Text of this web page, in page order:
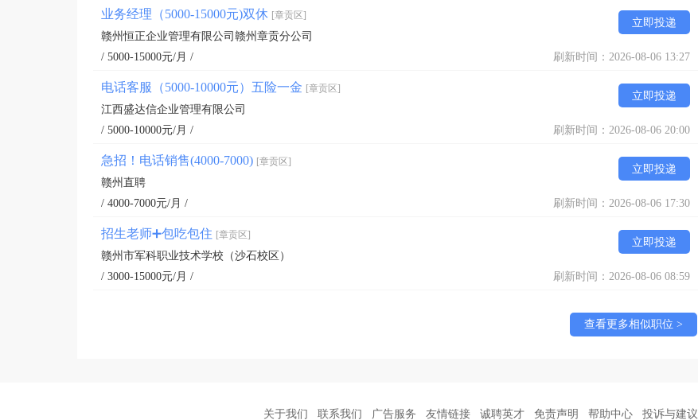
业务经理（5000-15000元)双休 [章贡区]
立即投递
赣州恒正企业管理有限公司赣州章贡分公司
/ 5000-15000元/月 /
刷新时间：2026-08-06 13:27
电话客服（5000-10000元）五险一金 [章贡区]
立即投递
江西盛达信企业管理有限公司
/ 5000-10000元/月 /
刷新时间：2026-08-06 20:00
急招！电话销售(4000-7000) [章贡区]
立即投递
赣州直聘
/ 4000-7000元/月 /
刷新时间：2026-08-06 17:30
招生老师➕包吃包住 [章贡区]
立即投递
赣州市军科职业技术学校（沙石校区）
/ 3000-15000元/月 /
刷新时间：2026-08-06 08:59
查看更多相似职位 >
关于我们 联系我们 广告服务 友情链接 诚聘英才 免责声明 帮助中心 投诉与建议